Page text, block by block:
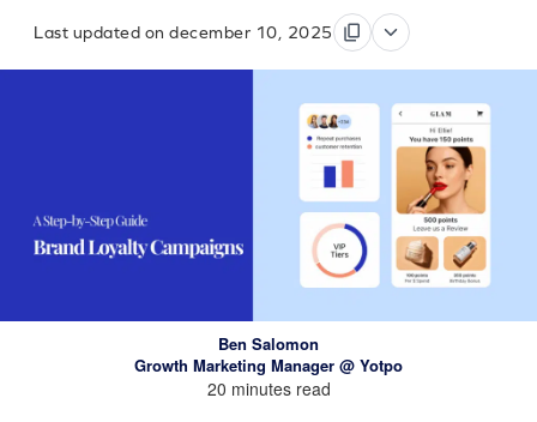
Last updated on december 10, 2025
Ben Salomon
Growth Marketing Manager @ Yotpo
20 minutes read